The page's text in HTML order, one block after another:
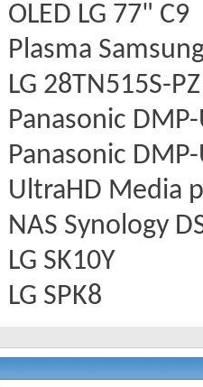
OLED LG 77" C9
Plasma
LG 28TN515S-PZ
Panasonic
Panasonic
UltraHD Media
NAS Synology
LG SK10Y
LG SPK8